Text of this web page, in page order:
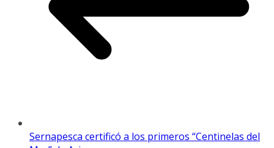
Sernapesca certificó a los primeros “Centinelas del